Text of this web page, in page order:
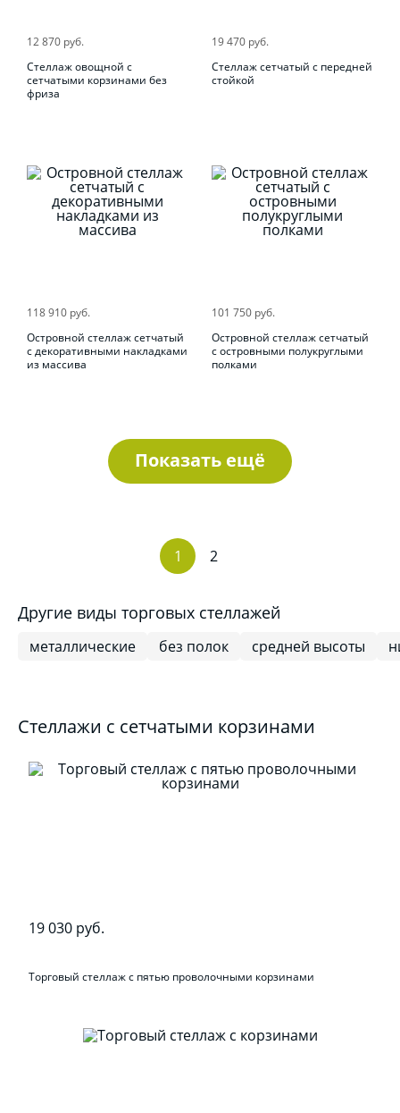
12 870 руб.
Стеллаж овощной с
сетчатыми корзинами без
фриза
19 470 руб.
Стеллаж сетчатый с передней
стойкой
118 910 руб.
Островной стеллаж сетчатый
с декоративными накладками
из массива
101 750 руб.
Островной стеллаж сетчатый
с островными полукруглыми
полками
Показать ещё
1 2
Другие виды торговых стеллажей
металлические без полок средней высоты
Стеллажи с сетчатыми корзинами
19 030 руб.
Торговый стеллаж с пятью проволочными корзинами